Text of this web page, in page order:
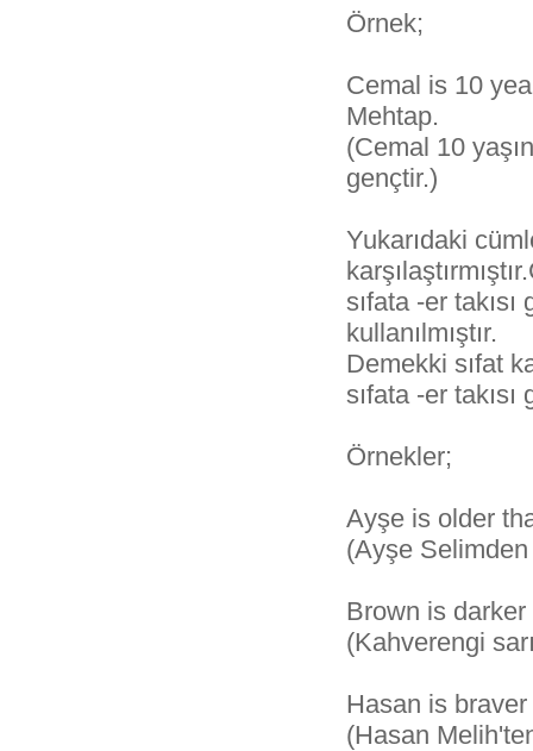
Örnek;
Cemal is 10
Mehtap.
(Cemal 10
gençtir.)
Yukarıdaki
sıfata -er
kullanılmıştır.
Demekki sıfat
sıfata -er
Örnekler;
Ayşe is older
(Ayşe Selimden
Brown is
(Kahverengi
Hasan is
(Hasan